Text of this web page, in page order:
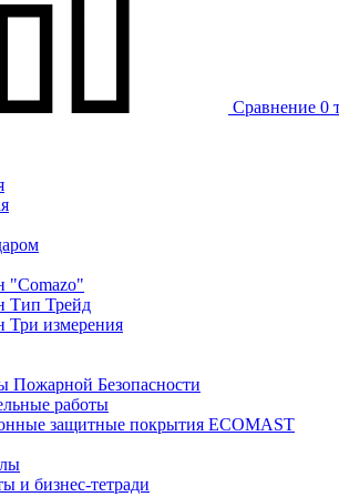
Сравнение 0
"Comazo"
Тип Трейд
Три измерения
Пожарной Безопасности
работы
защитные покрытия ECOMAST
и бизнес-тетради